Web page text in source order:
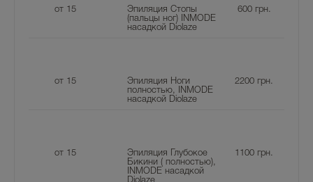
от 15
Эпиляция Стопы
(пальцы ног) INMODE
насадкой Diolaze
600грн.
от 15
Эпиляция Ноги
полностью, INMODE
насадкой Diolaze
2200 грн.
от 15
Эпиляция Глубокое
Бикини ( полностью),
INMODE насадкой
1100 грн.